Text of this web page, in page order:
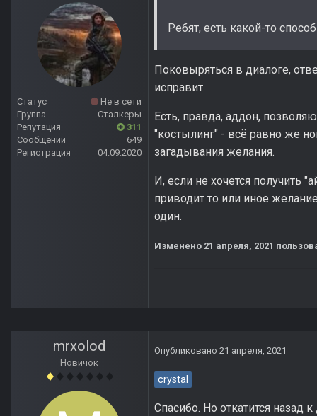
Статус
Не в сети
Группа
Сталкеры
Репутация
311
Сообщений
649
Регистрация
04.09.2020
Ребят, есть какой-то
Поковыряться в диалоге,
исправит.
Есть, правда, аддон,
"костылинг" - всё равно же
загадывания желания.
И, если не хочется получить
приводит то или иное
один.
Изменено 21 апреля, 2021
mrxolod
Новичок
Опубликовано 21 апреля, 2021
crystal
Спасибо. Но откатится назад